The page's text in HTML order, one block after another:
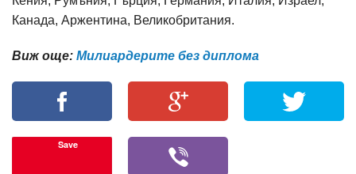
Канада, Аржентина, Великобритания.
Виж още: Милиардерите без диплома
Save